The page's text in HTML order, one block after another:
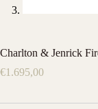
Charlton & Jenrick
€1.695,00